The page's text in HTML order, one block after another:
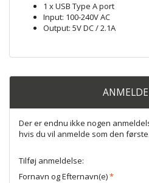
1 x USB Type A port
Input: 100-240V AC
Output: 5V DC / 2.1A
Der er endnu ikke nogen
hvis du vil anmelde som den første.
Tilføj anmeldelse:
Fornavn og Efternavn(e)